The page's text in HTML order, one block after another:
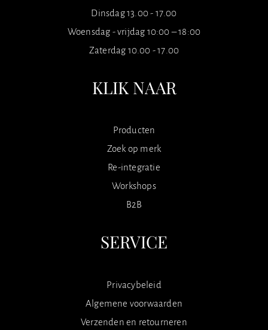
Dinsdag 13.00 - 17.00
Woensdag - vrijdag 10:00 – 18:00
Zaterdag 10.00 - 17.00
KLIK NAAR
Producten
Zoek op merk
Re-integratie
Workshops
B2B
SERVICE
Privacybeleid
Algemene voorwaarden
Verzenden en retourneren